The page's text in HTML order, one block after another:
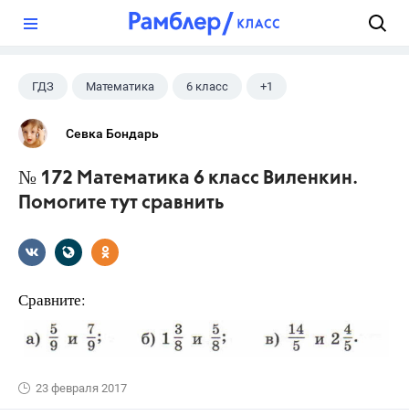
ГДЗ Математика 6 класс +1
Виленкин Н.Я.
Севка Бондарь
№ 172 Математика 6 класс Виленкин.
Помогите тут сравнить
Сравните:
23 февраля 2017